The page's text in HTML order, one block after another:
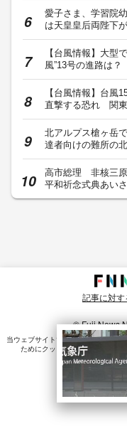
愛子さま、学習院
は天皇皇后両陛下
【台風情報】大型
風”13号の進路は
【台風情報】台風
直撃する恐れ 関
北アルプス槍ヶ岳
達者向けの難所の
高市総理 非核三
平和祈念式典あい
記事に対
© Fuji News
当ウェブサイトでは、ユーザのニー
ためにクッキーを使⽤しています